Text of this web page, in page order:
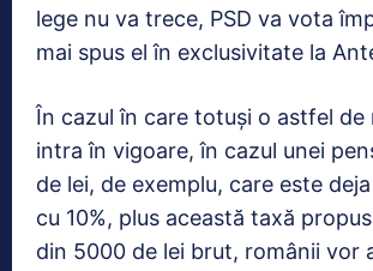
lege nu va trece, PSD va vota
mai spus el în exclusivitate la
În cazul în care totuși o astfel de
intra în vigoare, în cazul unei
de lei, de exemplu, care este
cu 10%, plus această taxă
din 5000 de lei brut, românii vor